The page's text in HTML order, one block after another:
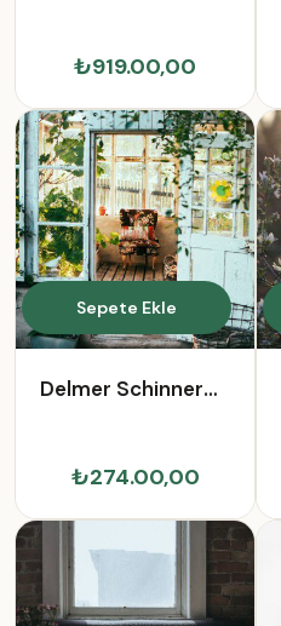
₺919.00,00
Sepete Ekle
Delmer Schinner
₺274.00,00